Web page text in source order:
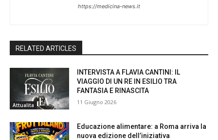
https://medicina-news.it
RELATED ARTICLES
Attualita
INTERVISTA A FLAVIA CANTINI: IL
VIAGGIO DI UN RE IN ESILIO TRA
FANTASIA E RINASCITA
11 Giugno 2026
Educazione alimentare: a Roma arriva la
nuova edizione dell’iniziativa